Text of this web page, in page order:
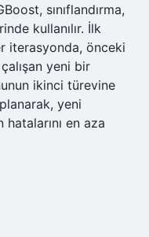
sınıflandırma,
kullanılır. İlk
iterasyonda, önceki
yeni bir
ikinci türevine
yeni
en aza